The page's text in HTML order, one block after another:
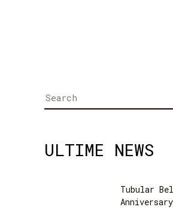
Search
for:
ULTIME NEWS
Tubular